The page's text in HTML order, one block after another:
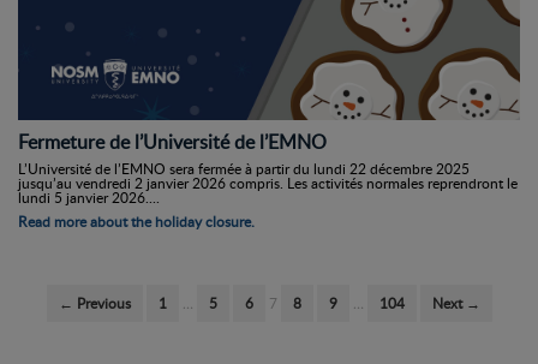
Fermeture de l’Université de l’EMNO
L’Université de l’EMNO sera fermée à partir du lundi 22 décembre 2025
jusqu’au vendredi 2 janvier 2026 compris. Les activités normales reprendront le
lundi 5 janvier 2026....
Read more about the holiday closure.
← Previous 1 … 5 6 7 8 9 … 104 Next →